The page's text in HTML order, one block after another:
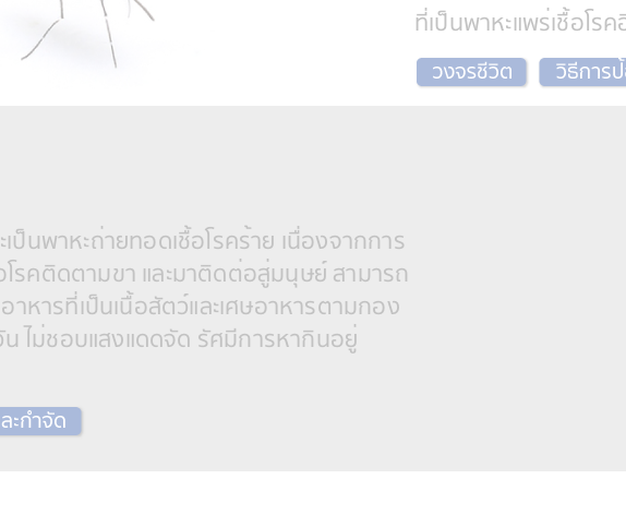
ที่เป็นพาหะแพร่เชื้อโร
ป็นพาหะถ่ายทอดเชื้อโรคร้าย เนื่องจากการ
รคติดตามขา และมาติดต่อสู่มนุษย์ สามารถ
าหารที่เป็นเนื้อสัตว์และเศษอาหารตามกอง
น ไม่ชอบแสงแดดจัด รัศมีการหากินอยู่